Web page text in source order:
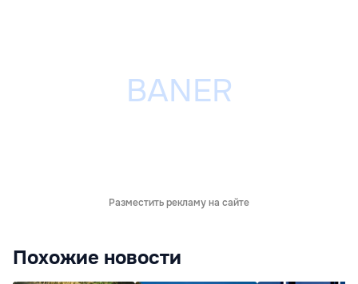
Разместить рекламу на сайте
Похожие новости